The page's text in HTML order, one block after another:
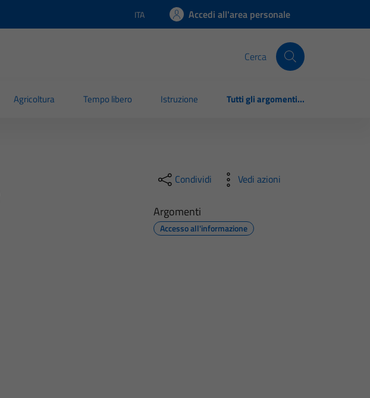
Lingua attiva:
ITA Accedi all'area personale
Cerca
Agricoltura Tempo libero Istruzione Tutti gli argomenti...
Condividi Vedi azioni
Argomenti
Accesso all'informazione